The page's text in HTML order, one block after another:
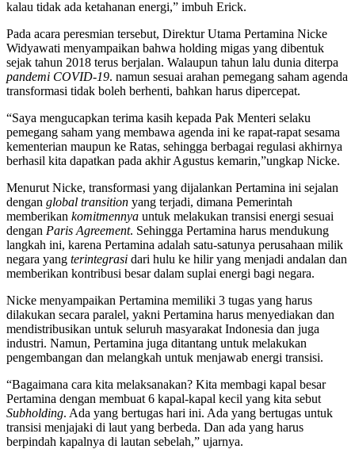
kalau tidak ada ketahanan energi,” imbuh Erick.
Pada acara peresmian tersebut, Direktur Utama Pertamina Nicke
Widyawati menyampaikan bahwa holding migas yang dibentuk
sejak tahun 2018 terus berjalan. Walaupun tahun lalu dunia diterpa
pandemi COVID-19. namun sesuai arahan pemegang saham agenda
transformasi tidak boleh berhenti, bahkan harus dipercepat.
“Saya mengucapkan terima kasih kepada Pak Menteri selaku
pemegang saham yang membawa agenda ini ke rapat-rapat sesama
kementerian maupun ke Ratas, sehingga berbagai regulasi akhirnya
berhasil kita dapatkan pada akhir Agustus kemarin,”ungkap Nicke.
Menurut Nicke, transformasi yang dijalankan Pertamina ini sejalan
dengan global transition yang terjadi, dimana Pemerintah
memberikan komitmennya untuk melakukan transisi energi sesuai
dengan Paris Agreement. Sehingga Pertamina harus mendukung
langkah ini, karena Pertamina adalah satu-satunya perusahaan milik
negara yang terintegrasi dari hulu ke hilir yang menjadi andalan dan
memberikan kontribusi besar dalam suplai energi bagi negara.
Nicke menyampaikan Pertamina memiliki 3 tugas yang harus
dilakukan secara paralel, yakni Pertamina harus menyediakan dan
mendistribusikan untuk seluruh masyarakat Indonesia dan juga
industri. Namun, Pertamina juga ditantang untuk melakukan
pengembangan dan melangkah untuk menjawab energi transisi.
“Bagaimana cara kita melaksanakan? Kita membagi kapal besar
Pertamina dengan membuat 6 kapal-kapal kecil yang kita sebut
Subholding. Ada yang bertugas hari ini. Ada yang bertugas untuk
transisi menjajaki di laut yang berbeda. Dan ada yang harus
berpindah kapalnya di lautan sebelah,” ujarnya.